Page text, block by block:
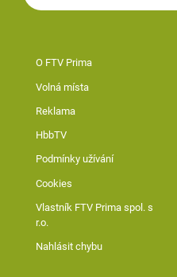
O FTV Prima
Volná místa
Reklama
HbbTV
Podmínky užívání
Cookies
Vlastník FTV Prima spol. s
r.o.
Nahlásit chybu